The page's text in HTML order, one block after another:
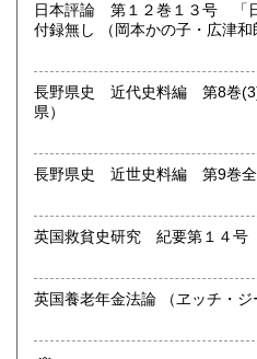
日本評論 第１２巻１３号 「
付録無し （岡本かの子・広津
長野県史 近代史料編 第8巻(3)社
県）
英国養老年金法論 （